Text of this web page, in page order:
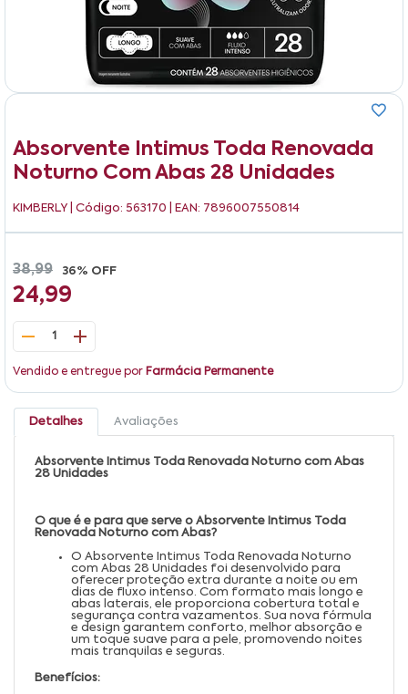
Absorvente Intimus Toda Renovada
Noturno Com Abas 28 Unidades
KIMBERLY | Código: 563170 | EAN: 7896007550814
38,99 36% OFF
24,99
1
Vendido e entregue por Farmácia Permanente
Detalhes Avaliações
Absorvente Intimus Toda Renovada Noturno com Abas
28 Unidades
O que é e para que serve o Absorvente Intimus Toda
Renovada Noturno com Abas?
O Absorvente Intimus Toda Renovada Noturno
com Abas 28 Unidades foi desenvolvido para
oferecer proteção extra durante a noite ou em
dias de fluxo intenso. Com formato mais longo e
abas laterais, ele proporciona cobertura total e
segurança contra vazamentos. Sua nova fórmula
e design garantem conforto, melhor absorção e
um toque suave para a pele, promovendo noites
mais tranquilas e seguras.
Benefícios: